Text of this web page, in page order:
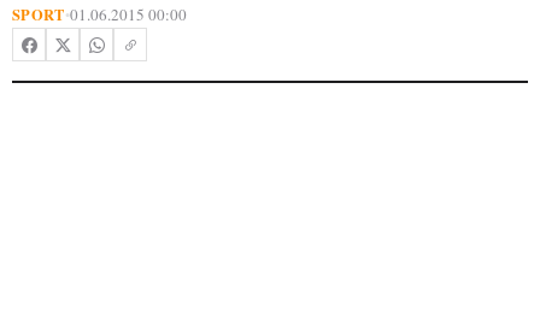
SPORT•01.06.2015 00:00